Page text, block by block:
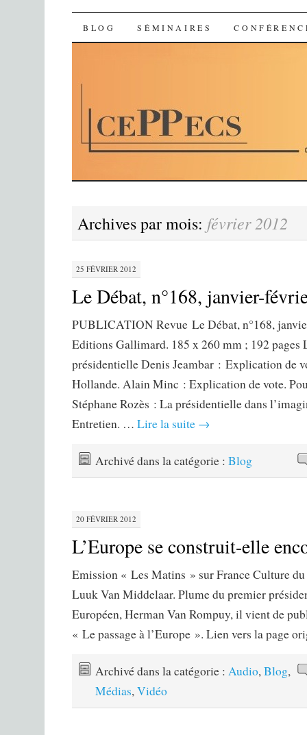
Ceppecs
SKIP TO CONTENT
BLOG SÉMINAIRES
Archives par mois: février 2012
25 FÉVRIER 2012
Le Débat, n°168, janvier-
PUBLICATION Revue Le Débat, n°168,
Editions Gallimard. 185 x 260 mm ; 192 pages
présidentielle Denis Jeambar : Explication de
Hollande. Alain Minc : Explication de vote.
Stéphane Rozès : La présidentielle dans
Entretien. … Lire la suite →
Archivé dans la catégorie : Blog
20 FÉVRIER 2012
L’Europe se construit-elle
Emission « Les Matins » sur France Culture
Luuk Van Middelaar. Plume du premier
Européen, Herman Van Rompuy, il vient de
« Le passage à l’Europe ». Lien vers la page
Archivé dans la catégorie : Audio, Blog,
Médias, Vidéo